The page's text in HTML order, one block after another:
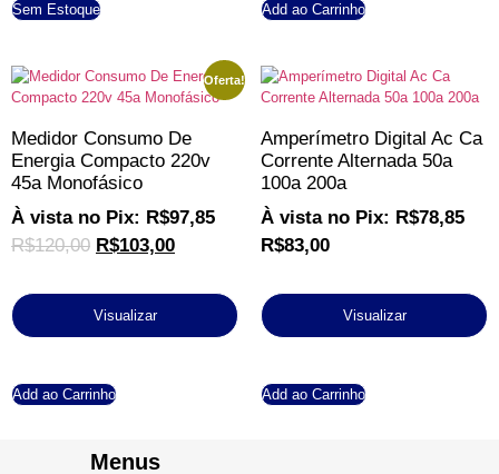
Sem Estoque Add ao Carrinho
Oferta!
Medidor Consumo De
Energia Compacto 220v
45a Monofásico
À vista no Pix: R$97,85
R$120,00 R$103,00
Visualizar
Add ao Carrinho
Amperímetro Digital Ac Ca
Corrente Alternada 50a
100a 200a
À vista no Pix: R$78,85
R$83,00
Visualizar
Add ao Carrinho
Menus